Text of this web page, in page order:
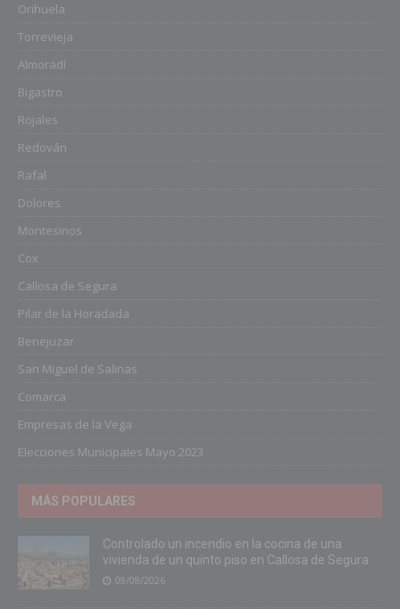
Orihuela
Torrevieja
Almoradí
Bigastro
Rojales
Redován
Rafal
Dolores
Montesinos
Cox
Callosa de Segura
Pilar de la Horadada
Benejuzar
San Miguel de Salinas
Comarca
Empresas de la Vega
Elecciones Municipales Mayo 2023
MÁS POPULARES
Controlado un incendio en la cocina de una
vivienda de un quinto piso en Callosa de Segura
08/08/2026